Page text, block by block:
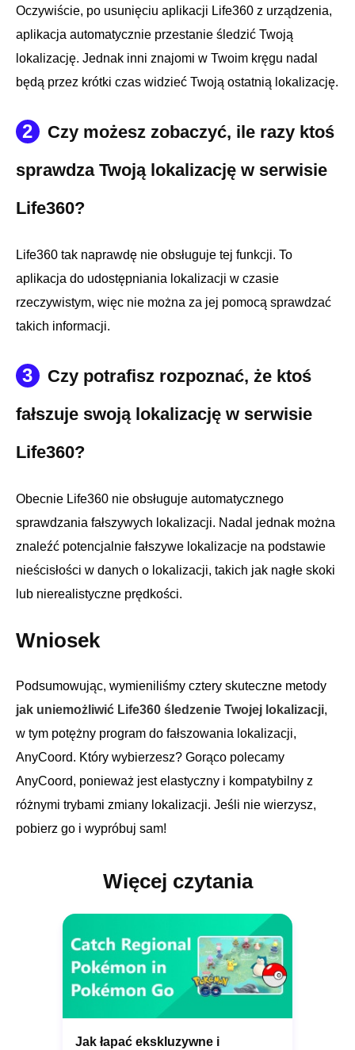
Oczywiście, po usunięciu aplikacji Life360 z urządzenia,
aplikacja automatycznie przestanie śledzić Twoją
lokalizację. Jednak inni znajomi w Twoim kręgu nadal
będą przez krótki czas widzieć Twoją ostatnią lokalizację.
2
Czy możesz zobaczyć, ile razy ktoś
sprawdza Twoją lokalizację w serwisie
Life360?
Life360 tak naprawdę nie obsługuje tej funkcji. To
aplikacja do udostępniania lokalizacji w czasie
rzeczywistym, więc nie można za jej pomocą sprawdzać
takich informacji.
3
Czy potrafisz rozpoznać, że ktoś
fałszuje swoją lokalizację w serwisie
Life360?
Obecnie Life360 nie obsługuje automatycznego
sprawdzania fałszywych lokalizacji. Nadal jednak można
znaleźć potencjalnie fałszywe lokalizacje na podstawie
nieścisłości w danych o lokalizacji, takich jak nagłe skoki
lub nierealistyczne prędkości.
Wniosek
Podsumowując, wymieniliśmy cztery skuteczne metody
jak uniemożliwić Life360 śledzenie Twojej lokalizacji,
w tym potężny program do fałszowania lokalizacji,
AnyCoord. Który wybierzesz? Gorąco polecamy
AnyCoord, ponieważ jest elastyczny i kompatybilny z
różnymi trybami zmiany lokalizacji. Jeśli nie wierzysz,
pobierz go i wypróbuj sam!
Więcej czytania
Jak łapać ekskluzywne i